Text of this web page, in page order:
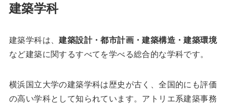
建築学科
建築学科は、建築設計・都市計画・建築構造・建築環境
など建築に関するすべてを学べる総合的な学科です。
横浜国立大学の建築学科は歴史が古く、全国的にも評価
の高い学科として知られています。アトリエ系建築事務